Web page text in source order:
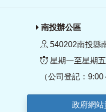
南投辦公區
540202南投縣
星期一至星期
（公司登記：
政府網站